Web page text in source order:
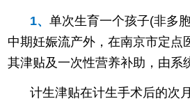
1、单次生育一个孩子(非多
中期妊娠流产外，在南京市定点
其津贴及一次性营养补助，由系
计生津贴在计生手术后的次